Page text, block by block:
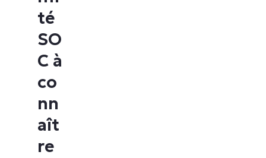
té
SO
C à
co
nn
aît
re